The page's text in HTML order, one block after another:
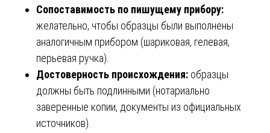
Сопоставимость по пишущему прибору:
желательно, чтобы образцы были выполнены
аналогичным прибором (шариковая, гелевая,
перьевая ручка).
Достоверность происхождения: образцы
должны быть подлинными (нотариально
заверенные копии, документы из официальных
источников).